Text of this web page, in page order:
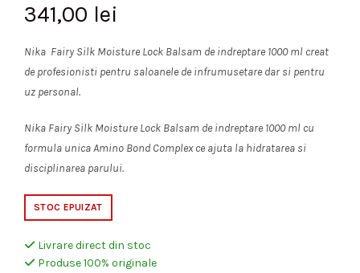
341,00 lei
Nika Fairy Silk Moisture Lock Balsam de indreptare 1000 ml creat
de profesionisti pentru saloanele de infrumusetare dar si pentru
uz personal.
Nika Fairy Silk Moisture Lock Balsam de indreptare 1000 ml cu
formula unica Amino Bond Complex ce ajuta la hidratarea si
disciplinarea parului.
STOC EPUIZAT
Livrare direct din stoc
Produse 100% originale